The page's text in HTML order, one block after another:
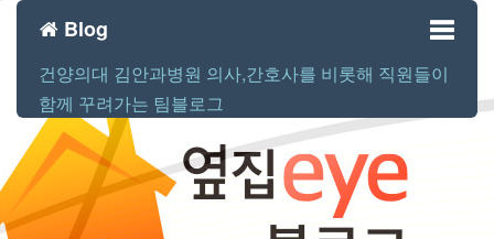
Toggle
Blog
건양의대 김안과병원 의사,간호사를 비롯해 직원들이
함께 꾸려가는 팀블로그